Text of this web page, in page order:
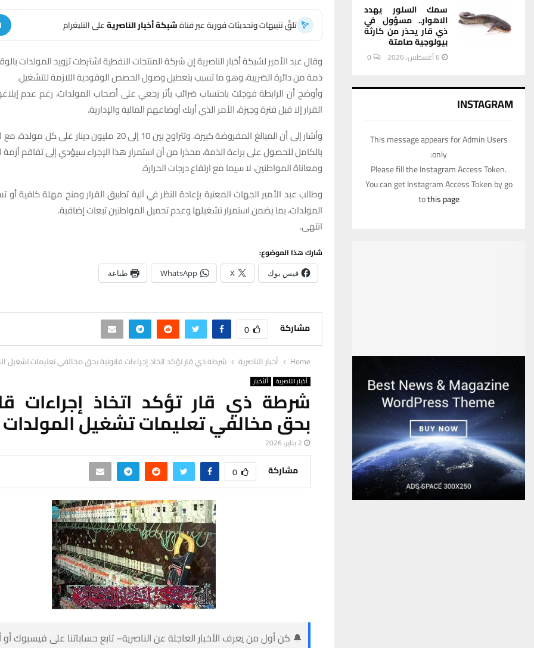
تلقَّ تنبيهات وتحديثات فورية عبر قناةشبكة أخبار الناصريةعلى التليغرام
وقال عبد الأمير لشبكة أخبار الناصرية إن شركة المنتجات النفطية اشترطت تزويد المولدات
ذمة من دائرة الضريبة، وهو ما تسبب بتعطيل وصول الحصص الوقودية اللازمة للتشغيل.
وأوضح أن الرابطة فوجئت باحتساب ضرائب بأثر رجعي على أصحاب المولدات، رغم عدم
القرار إلا قبل فترة وجيزة، الأمر الذي أربك أوضاعهم المالية والإدارية.
وأشار إلى أن المبالغ المفروضة كبيرة، وتتراوح بين 10 إلى 20 مليون
بالكامل للحصول على براءة الذمة، محذرا من أن استمرار هذا الإجراء سيؤدي إلى تفاقم أزمة
ومعاناة المواطنين، لا سيما مع ارتفاع درجات الحرارة.
وطالب عبد الأمير الجهات المعنية بإعادة النظر في آلية تطبيق القرار ومنح مهلة كافية
المولدات، بما يضمن استمرار تشغيلها وعدم تحميل المواطنين تبعات إضافية.
انتهى.
شارك هذا الموضوع:
فيس بوك X
WhatsApp طباعة
مشاركة 0
Home أخبار الناصرية شرطة ذي قار تؤكد اتخاذ إجراءات قانونية بحق مخالفي تعليمات تشغيل
أخبار الناصرية ألأخبار
شرطة ذي قار تؤكد اتخاذ إجراءات
بحق مخالفي تعليمات تشغيل المولدات
2 يناير، 2026
مشاركة 0
🔔 كن أول من يعرف الأخبار العاجلة عن الناصرية– تابع حساباتنا على فيسبوك
سمك السلور يهدد
الاهوار.. مسؤول في
ذي قار يحذر من كارثة
بيولوجية صامتة
6 أغسطس، 2026 0
INSTAGRAM
This message appears for Admin Users
only:
Please fill the Instagram Access Token.
You can get Instagram Access Token by go
tothis page